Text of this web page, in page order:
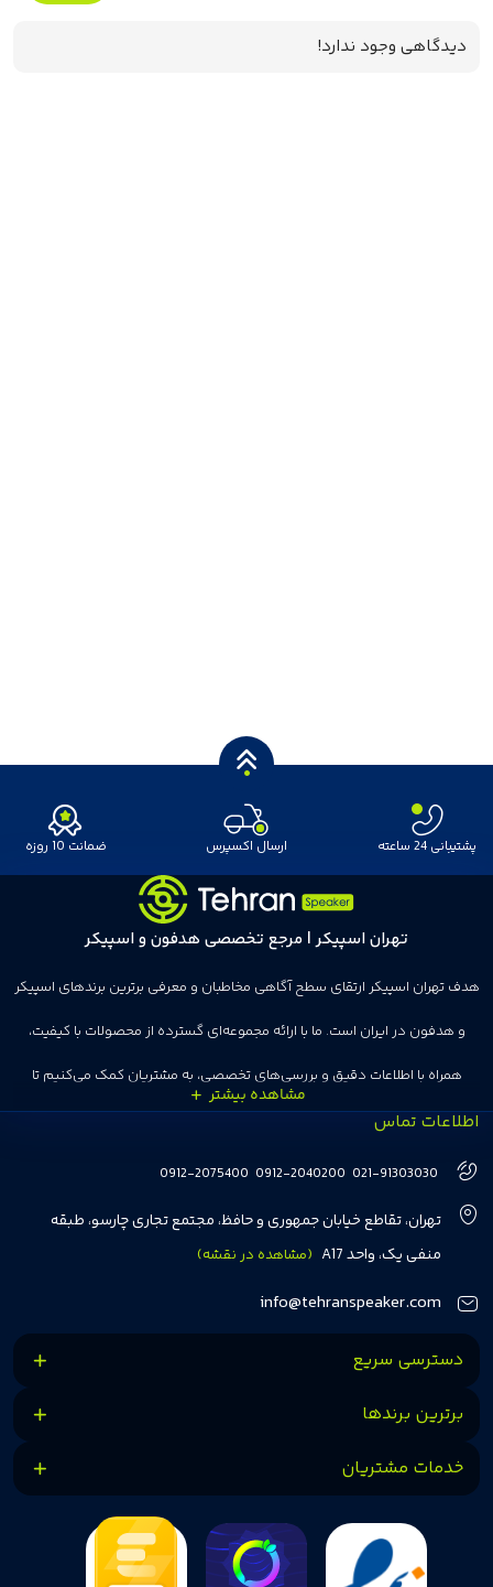
دیدگاهی وجود ندارد!
پشتیبانی 24 ساعته ارسال اکسپرس ضمانت 10 روزه
تهران اسپیکر | مرجع تخصصی هدفون و اسپیکر
هدف تهران اسپیکر ارتقای سطح آگاهی مخاطبان و معرفی برترین برندهای اسپیکر
و هدفون در ایران است. ما با ارائه مجموعه‌ای گسترده از محصولات با کیفیت،
همراه با اطلاعات دقیق و بررسی‌های تخصصی، به مشتریان کمک می‌کنیم تا
انتخاب‌های درست و هوشمندانه‌ای داشته باشند. تهران اسپیکر با تجربه‌ای بیش از
هفت سال در این زمینه، بر ایجاد تجربه خریدی آسان، سریع و مطمئن تمرکز دارد تا
مشتریان بتوانند با خیالی آسوده از انتخاب خود لذت ببرند. ما به رضایت و اعتماد
مشتریان اهمیت می‌دهیم و همواره در تلاشیم تا بهترین‌ها را برای آن‌ها فراهم
کنیم.
اطلاعات تماس
021-91303030
0912-2040200
0912-2075400
تهران، تقاطع خیابان جمهوری و حافظ، مجتمع تجاری چارسو، طبقه
منفی یک، واحد A17
(مشاهده در نقشه)
info@tehranspeaker.com
دسترسی سریع
برترین برندها
خدمات مشتریان